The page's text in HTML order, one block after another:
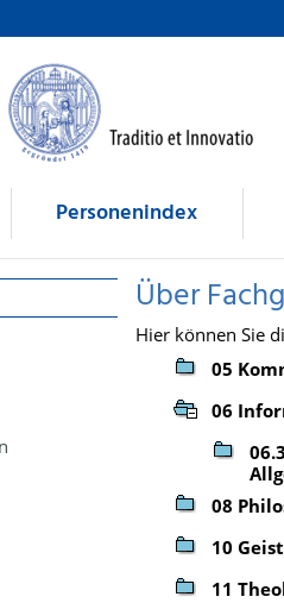
Personenindex
Über
Hier können Sie
05
06
08
10
11